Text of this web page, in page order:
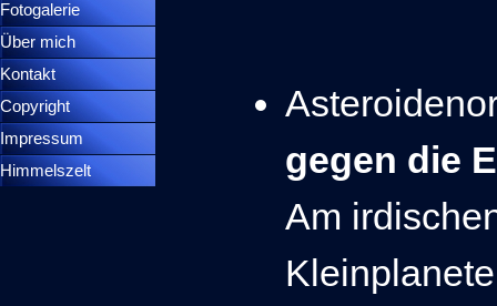
Fotogalerie
Über mich
Kontakt
Copyright
Impressum
Himmelszelt
gegen die
Am